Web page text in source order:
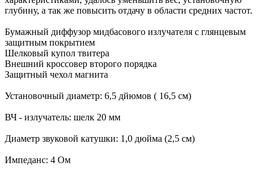
глубину, а так же повысить отдачу в области средних частот.
Бумажный диффузор мидбасового излучателя с глянцевым
защитным покрытием
Шелковый купол твитера
Внешний кроссовер второго порядка
Защитный чехол магнита
Установочный диаметр: 6,5 дйюмов ( 16,5 см)
ВЧ - излучатель: шелк 20 мм
Диаметр звуковой катушки: 1,0 дюйма (2,5 см)
Импеданс: 4 Ом